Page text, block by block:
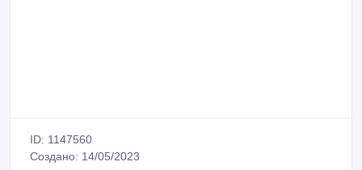
ID: 1147560
Создано: 14/05/2023